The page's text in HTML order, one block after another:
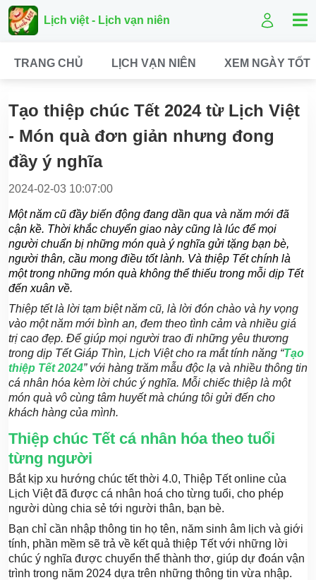
Lịch việt - Lịch vạn niên
TRANG CHỦ LỊCH VẠN NIÊN XEM NGÀY TỐT
Tạo thiệp chúc Tết 2024 từ Lịch Việt
- Món quà đơn giản nhưng đong
đầy ý nghĩa
2024-02-03 10:07:00
Một năm cũ đầy biến động đang dần qua và năm mới đã
cận kề. Thời khắc chuyển giao này cũng là lúc để mọi
người chuẩn bị những món quà ý nghĩa gửi tặng bạn bè,
người thân, cầu mong điều tốt lành. Và thiệp Tết chính là
một trong những món quà không thể thiếu trong mỗi dịp Tết
đến xuân về.
Thiệp tết là lời tạm biệt năm cũ, là lời đón chào và hy vọng
vào một năm mới bình an, đem theo tình cảm và nhiều giá
trị cao đẹp. Để giúp mọi người trao đi những yêu thương
trong dịp Tết Giáp Thìn, Lịch Việt cho ra mắt tính năng “Tạo
thiệp Tết 2024” với hàng trăm mẫu độc lạ và nhiều thông tin
cá nhân hóa kèm lời chúc ý nghĩa. Mỗi chiếc thiệp là một
món quà vô cùng tâm huyết mà chúng tôi gửi đến cho
khách hàng của mình.
Thiệp chúc Tết cá nhân hóa theo tuổi
từng người
Bắt kịp xu hướng chúc tết thời 4.0, Thiệp Tết online của
Lịch Việt đã được cá nhân hoá cho từng tuổi, cho phép
người dùng chia sẻ tới người thân, bạn bè.
Bạn chỉ cần nhập thông tin họ tên, năm sinh âm lịch và giới
tính, phần mềm sẽ trả về kết quả thiệp Tết với những lời
chúc ý nghĩa được chuyển thể thành thơ, giúp dự đoán vận
trình trong năm 2024 dựa trên những thông tin vừa nhập.